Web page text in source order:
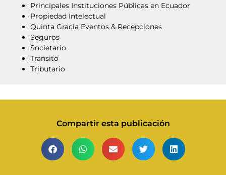
Principales Instituciones Públicas en Ecuador
Propiedad Intelectual
Quinta Gracia Eventos & Recepciones
Seguros
Societario
Transito
Tributario
Compartir esta publicación